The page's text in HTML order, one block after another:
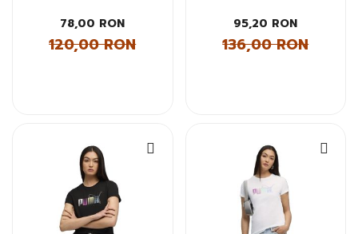
78,00 RON
120,00 RON
95,20 RON
136,00 RON